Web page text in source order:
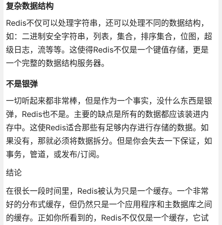
复杂数据结构
Redis不仅可以处理字符串，还可以处理不同的数据结构，
如：二进制安全字符串，列表，集合，排序集合，位图，超
级日志，流等等。这使得Redis不仅是一个键值存储，更是
一个完整的数据结构服务器。
不是银弹
一切听起来都非常棒，但是作为一个事实，没什么东西是银
弹，Redis也不是。主要的缺点是所有的数据都应该装进内
存中。这使Redis适合那些有足够内存进行存储的数据。如
果没有，那就必须将数据拆分。但是你会失去一下保证，如
事务，管道，或发布/订阅。
结论
在很长一段时间里，Redis被认为只是一个缓存。一个非常
好的分布式缓存，但仍然只是一个应用程序和主数据库之间
的缓存。正如你所看到的，Redis不仅仅是一个缓存，它试